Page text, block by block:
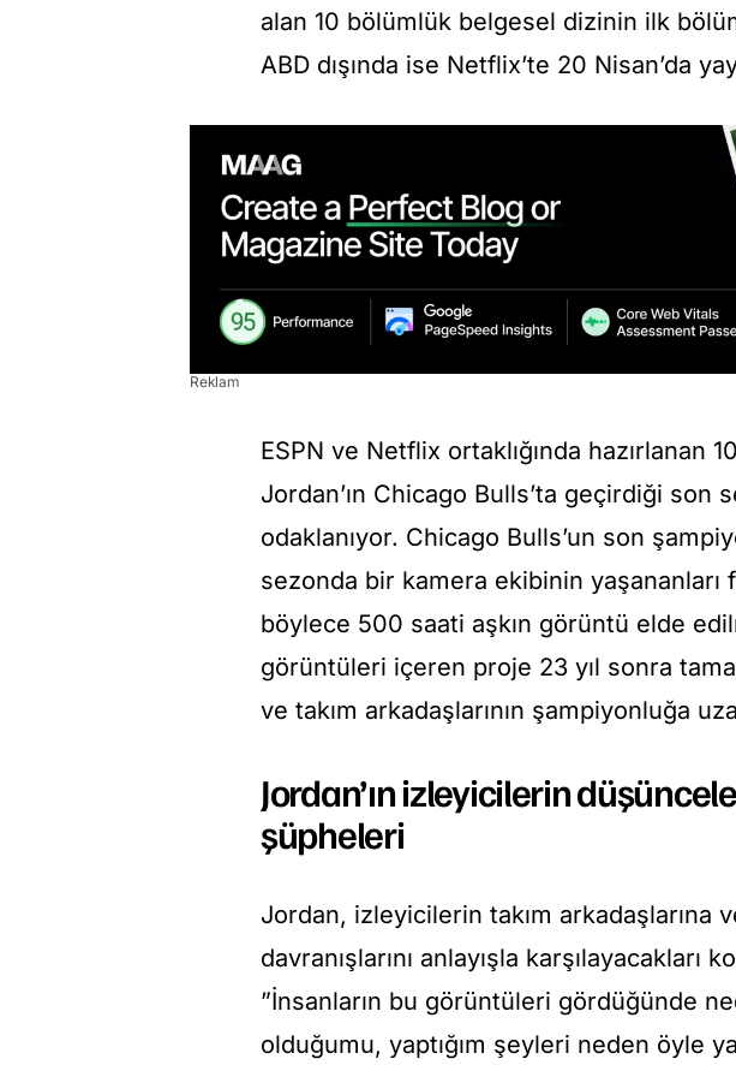
alan 10 bölümlük belgesel dizinin ilk
ABD dışında ise Netflix’te 20 Nisan’da
Reklam
ESPN ve Netflix ortaklığında hazırlanan
Jordan’ın Chicago Bulls’ta geçirdiği son
odaklanıyor. Chicago Bulls’un son
sezonda bir kamera ekibinin yaşananları
böylece 500 saati aşkın görüntü elde
görüntüleri içeren proje 23 yıl sonra
ve takım arkadaşlarının şampiyonluğa
Jordan’ın izleyicilerin
şüpheleri
Jordan, izleyicilerin takım arkadaşlarına
davranışlarını anlayışla karşılayacakları
”İnsanların bu görüntüleri gördüğünde
olduğumu, yaptığım şeyleri neden öyle